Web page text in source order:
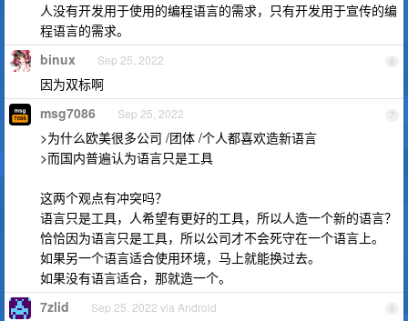
人没有开发用于使用的编程语言的需求，只有开发用于宣传的编
程语言的需求。
6
binux Sep 25, 2022
因为双标啊
7
msg7086 Sep 25, 2022
>为什么欧美很多公司 /团体 /个人都喜欢造新语言
>而国内普遍认为语言只是工具
这两个观点有冲突吗？
语言只是工具，人希望有更好的工具，所以人造一个新的语言？
恰恰因为语言只是工具，所以公司才不会死守在一个语言上。
如果另一个语言适合使用环境，马上就能换过去。
如果没有语言适合，那就造一个。
8
7zlid Sep 25, 2022 via Android